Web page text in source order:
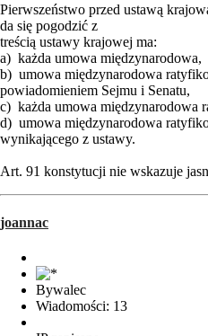
Pierwszeństwo przed ustawą
da się pogodzić z
treścią ustawy krajowej ma:
a) każda umowa międzynarodowa,
b) umowa międzynarodowa
powiadomieniem Sejmu i Senatu,
c) każda umowa międzynarodowa
d) umowa międzynarodowa
wynikającego z ustawy.
Art. 91 konstytucji nie wskazuje
joannac
Bywalec
Wiadomości: 13